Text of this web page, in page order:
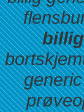
generic